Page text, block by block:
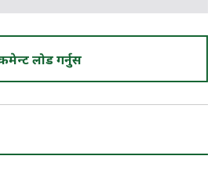
लोड गर्नुस